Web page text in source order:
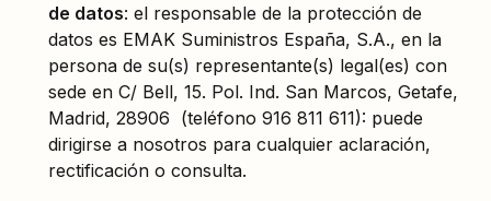
de datos: el responsable de la protección de
datos es EMAK Suministros España, S.A., en la
persona de su(s) representante(s) legal(es) con
sede en C/ Bell, 15. Pol. Ind. San Marcos, Getafe,
Madrid, 28906 (teléfono 916 811 611): puede
dirigirse a nosotros para cualquier aclaración,
rectificación o consulta.